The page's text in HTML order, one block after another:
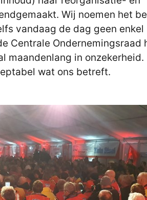
Wij noemen het
vandaag de dag geen enkel
Centrale Ondernemingsraad
maandenlang in onzekerheid.
wat ons betreft.